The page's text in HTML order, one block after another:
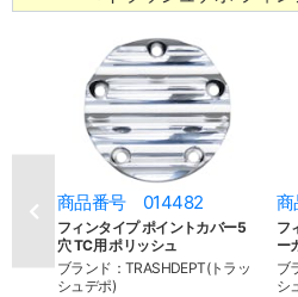
商品番号 014482
フィンタイプ ポイントカバー5
穴 TC用 ポリッシュ
ブランド：TRASHDEPT(トラッ
シュデポ)
フ
ー
ブ
シ